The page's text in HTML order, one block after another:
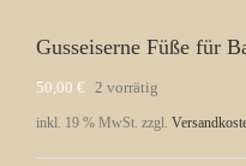
Gusseiserne Füße für
50,00 € 2 vorrätig
inkl. 19 % MwSt. zzgl.